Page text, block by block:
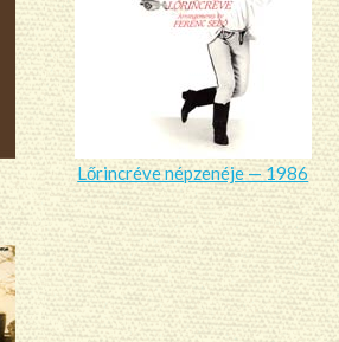
Lőrincréve népzenéje — 1986